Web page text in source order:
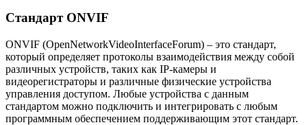
Стандарт ONVIF
ONVIF (OpenNetworkVideoInterfaceForum) – это стандарт,
который определяет протоколы взаимодействия между собой
различных устройств, таких как IP-камеры и
видеорегистраторы и различные физические устройства
управления доступом. Любые устройства с данным
стандартом можно подключить и интегрировать с любым
программным обеспечением поддерживающим этот стандарт.